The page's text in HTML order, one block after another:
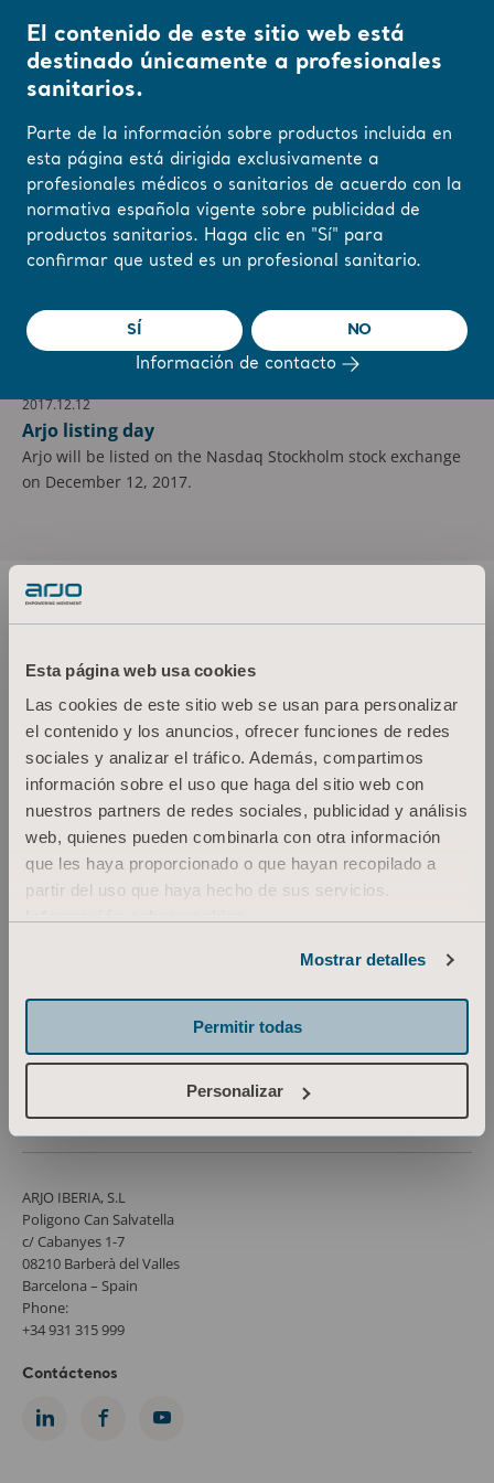
Esta página web usa cookies
Las cookies de este sitio web se usan para personalizar
el contenido y los anuncios, ofrecer funciones de redes
sociales y analizar el tráfico. Además, compartimos
información sobre el uso que haga del sitio web con
nuestros partners de redes sociales, publicidad y análisis
web, quienes pueden combinarla con otra información
que les haya proporcionado o que hayan recopilado a
partir del uso que haya hecho de sus servicios.
Mostrar detalles
Permitir todas
Personalizar
Cambie su región o
idioma aquí
Comenzar Calendar Reports & Presentations
2017.12.12
Arjo listing day
Arjo will be listed on the Nasdaq Stockholm stock exchange
on December 12, 2017.
About us
Productos
Conocimientos
Quiénes somos
Arquitectos y proyectistas
ARJO IBERIA, S.L
Poligono Can Salvatella
c/ Cabanyes 1-7
08210 Barberà del Valles
Barcelona – Spain
Phone:
+34 931 315 999
Contáctenos
El contenido de este sitio web está
destinado únicamente a profesionales
sanitarios.
Parte de la información sobre productos incluida en
esta página está dirigida exclusivamente a
profesionales médicos o sanitarios de acuerdo con la
normativa española vigente sobre publicidad de
productos sanitarios. Haga clic en "Sí" para
confirmar que usted es un profesional sanitario.
SÍ NO
Información de contacto